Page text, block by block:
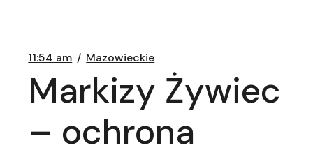
11:54 am Mazowieckie
Markizy Żywiec
– ochrona